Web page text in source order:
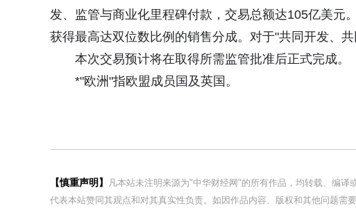
发、监管与商业化里程碑付款，交易总额达105亿美元
获得最高达双位数比例的销售分成。对于"共同开发、
本次交易预计将在取得所需监管批准后正式完成。
*"欧洲"指欧盟成员国及英国。
【慎重声明】
凡本站未注明来源为"中华财经网"的所有作品，均转载、编
代表本站赞同其观点和对其真实性负责。如因作品内容、版权和其他问题需